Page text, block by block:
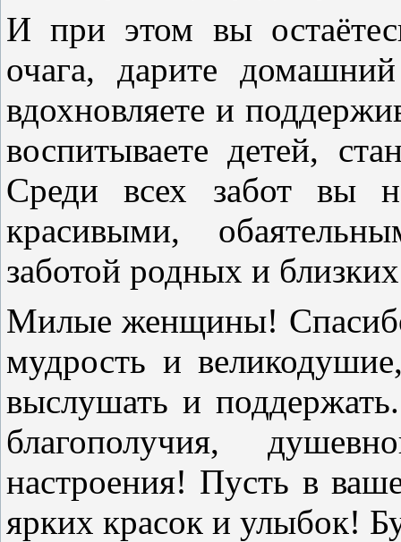
И при этом вы
очага, дарите
вдохновляете и
воспитываете детей,
Среди всех забот вы
красивыми,
заботой родных и
Милые женщины! Спасибо
мудрость и
выслушать и
благополучия,
настроения! Пусть в
ярких красок и улыбок!